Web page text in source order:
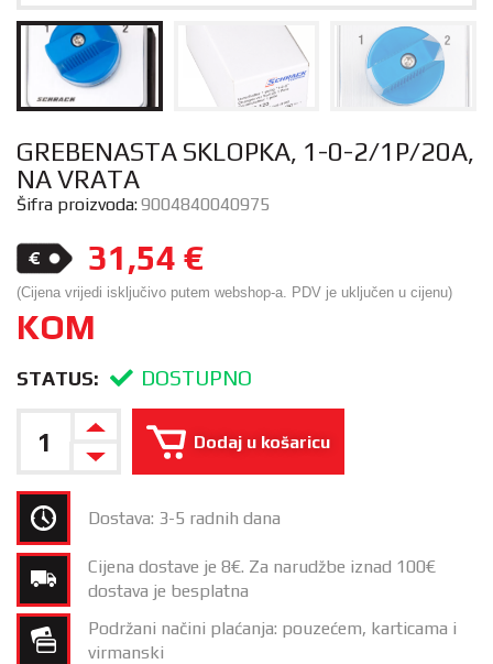
GREBENASTA SKLOPKA, 1-0-2/1P/20A,
NA VRATA
Šifra proizvoda:9004840040975
31,54 €
(Cijena vrijedi isključivo putem webshop-a. PDV je uključen u cijenu)
KOM
STATUS: DOSTUPNO
Dodaj u košaricu
Dostava: 3-5 radnih dana
Cijena dostave je 8€. Za narudžbe iznad 100€
dostava je besplatna
Podržani načini plaćanja: pouzećem, karticama i
virmanski